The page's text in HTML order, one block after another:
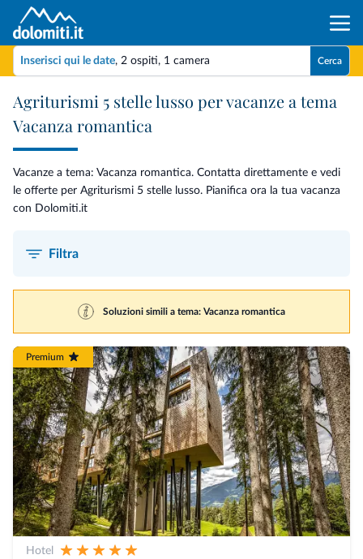
Inserisci qui le date, 2 ospiti, 1 camera Cerca
Agriturismi 5 stelle lusso per vacanze a tema
Vacanza romantica
Vacanze a tema: Vacanza romantica. Contatta direttamente e vedi
le offerte per Agriturismi 5 stelle lusso. Pianifica ora la tua vacanza
con Dolomiti.it
Filtra
Soluzioni simili a tema: Vacanza romantica
Premium
Hotel